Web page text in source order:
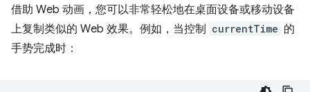
借助 Web 动画，您可以非常轻松地在桌面设备或移动设备
上复制类似的 Web 效果。例如，当控制 currentTime 的
手势完成时：